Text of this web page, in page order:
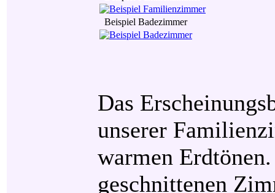
Beispiel Badezimmer
Das
unserer
warmen
geschnittenen